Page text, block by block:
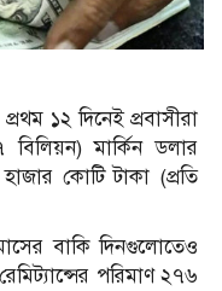
১২ দিনেই প্রবাসীরা
মার্কিন ডলার
কোটি টাকা (প্রতি
বাকি দিনগুলোতেও
পরিমাণ ২৭৬